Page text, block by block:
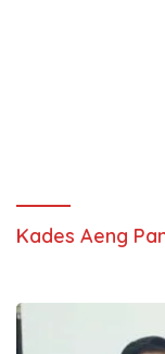
Kades Aeng